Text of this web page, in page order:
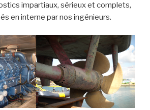
impartiaux, sérieux et complets,
en interne par nos ingénieurs.